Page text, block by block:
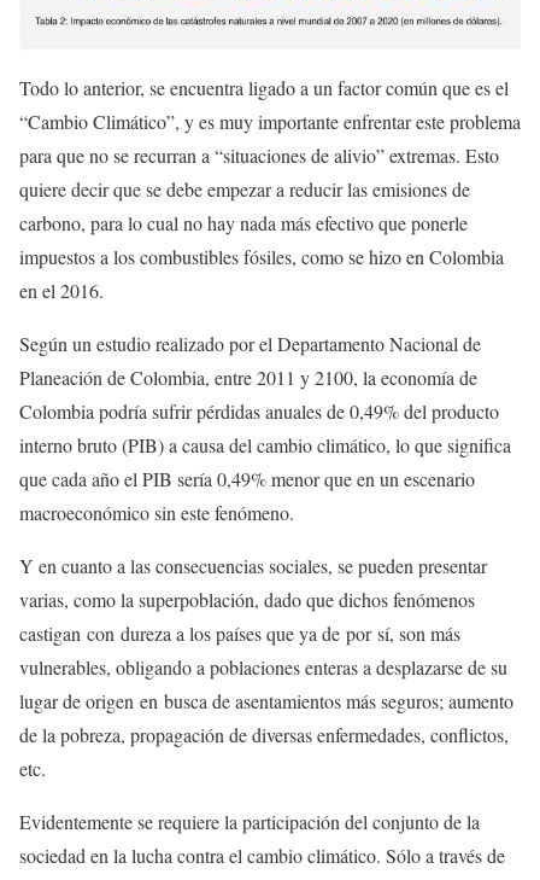
Todo lo anterior, se encuentra ligado a un factor común que es el
“Cambio Climático”, y es muy importante enfrentar este problema
para que no se recurran a “situaciones de alivio” extremas. Esto
quiere decir que se debe empezar a reducir las emisiones de
carbono, para lo cual no hay nada más efectivo que ponerle
impuestos a los combustibles fósiles, como se hizo en Colombia
en el 2016.
Según un estudio realizado por el Departamento Nacional de
Planeación de Colombia, entre 2011 y 2100, la economía de
Colombia podría sufrir pérdidas anuales de 0,49% del producto
interno bruto (PIB) a causa del cambio climático, lo que significa
que cada año el PIB sería 0,49% menor que en un escenario
macroeconómico sin este fenómeno.
Y en cuanto a las consecuencias sociales, se pueden presentar
varias, como la superpoblación, dado que dichos fenómenos
castigan con dureza a los países que ya de por sí, son más
vulnerables, obligando a poblaciones enteras a desplazarse de su
lugar de origen en busca de asentamientos más seguros; aumento
de la pobreza, propagación de diversas enfermedades, conflictos,
etc.
Evidentemente se requiere la participación del conjunto de la
sociedad en la lucha contra el cambio climático. Sólo a través de